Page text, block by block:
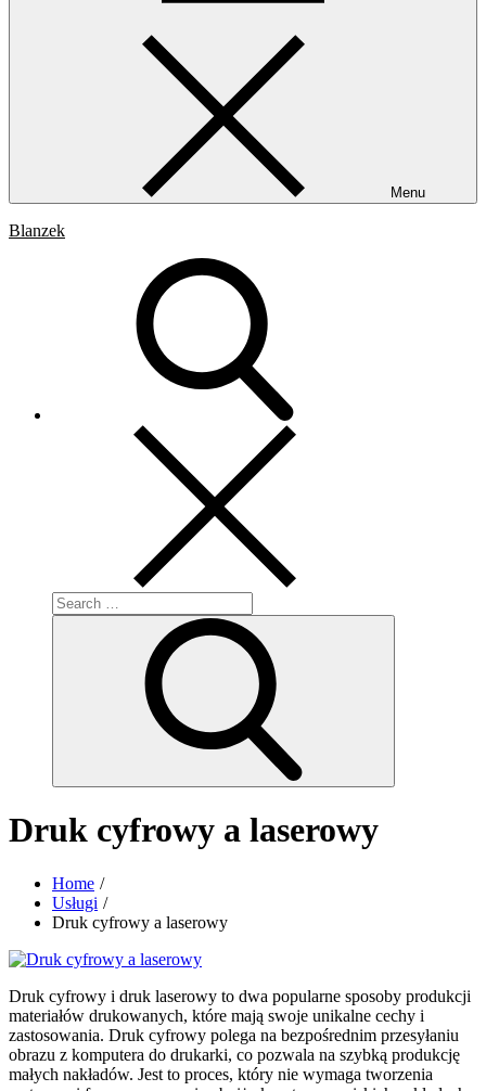
Menu
Blanzek
Search
for:
Druk cyfrowy a laserowy
Home
Usługi
Druk cyfrowy a laserowy
Druk cyfrowy i druk laserowy to dwa popularne sposoby produkcji
materiałów drukowanych, które mają swoje unikalne cechy i
zastosowania. Druk cyfrowy polega na bezpośrednim przesyłaniu
obrazu z komputera do drukarki, co pozwala na szybką produkcję
małych nakładów. Jest to proces, który nie wymaga tworzenia